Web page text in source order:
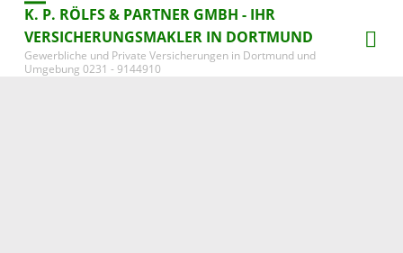
K. P. RÖLFS & PARTNER GMBH - IHR
VERSICHERUNGSMAKLER IN DORTMUND
Gewerbliche und Private Versicherungen in Dortmund und
Umgebung 0231 - 9144910